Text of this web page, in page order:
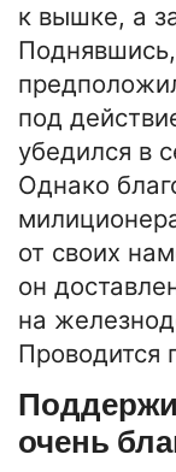
к вышке, а
под
убедился в
Однако
от своих
он
на
Проводится
очень